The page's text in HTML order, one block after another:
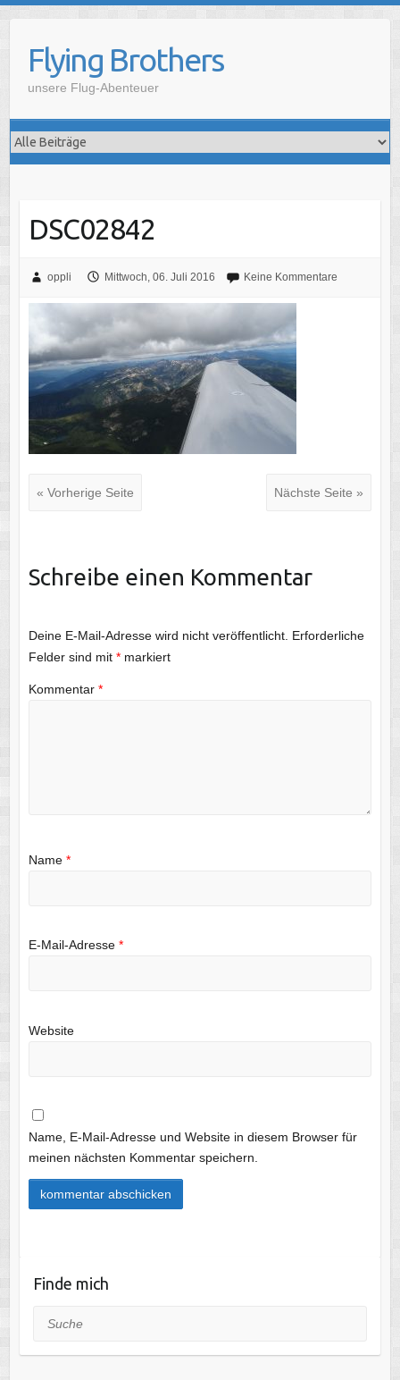
contentFlying Brothers
unsere Flug-Abenteuer
DSC02842
oppli Mittwoch, 06. Juli 2016 Keine Kommentare
« Vorherige Seite Nächste Seite »
Schreibe einen Kommentar
Deine E-Mail-Adresse wird nicht veröffentlicht. Erforderliche
Felder sind mit *markiert
Kommentar *
Name *
E-Mail-Adresse *
Website
Name, E-Mail-Adresse und Website in diesem Browser für
meinen nächsten Kommentar speichern.
Finde mich
Suche